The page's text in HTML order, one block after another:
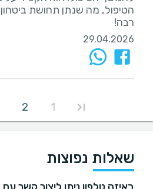
הטיפול, מה שנתן תחושת ביטחון
רבה!
29.04.2026
1
2
שאלות נפוצות